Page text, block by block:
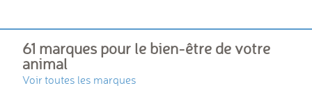
61 marques pour le bien-être de votre
animal
Voir toutes les marques